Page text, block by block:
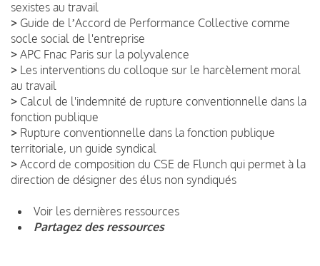
sexistes au travail
> Guide de lʼAccord de Performance Collective comme
socle social de l'entreprise
> APC Fnac Paris sur la polyvalence
> Les interventions du colloque sur le harcèlement moral
au travail
> Calcul de l'indemnité de rupture conventionnelle dans la
fonction publique
> Rupture conventionnelle dans la fonction publique
territoriale, un guide syndical
> Accord de composition du CSE de Flunch qui permet à la
direction de désigner des élus non syndiqués
Voir les dernières ressources
Partagez des ressources